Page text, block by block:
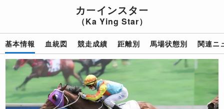
カーインスター
（Ka Ying Star）
基本情報 血統図 競走成績 距離別 馬場状態別 関連ニ